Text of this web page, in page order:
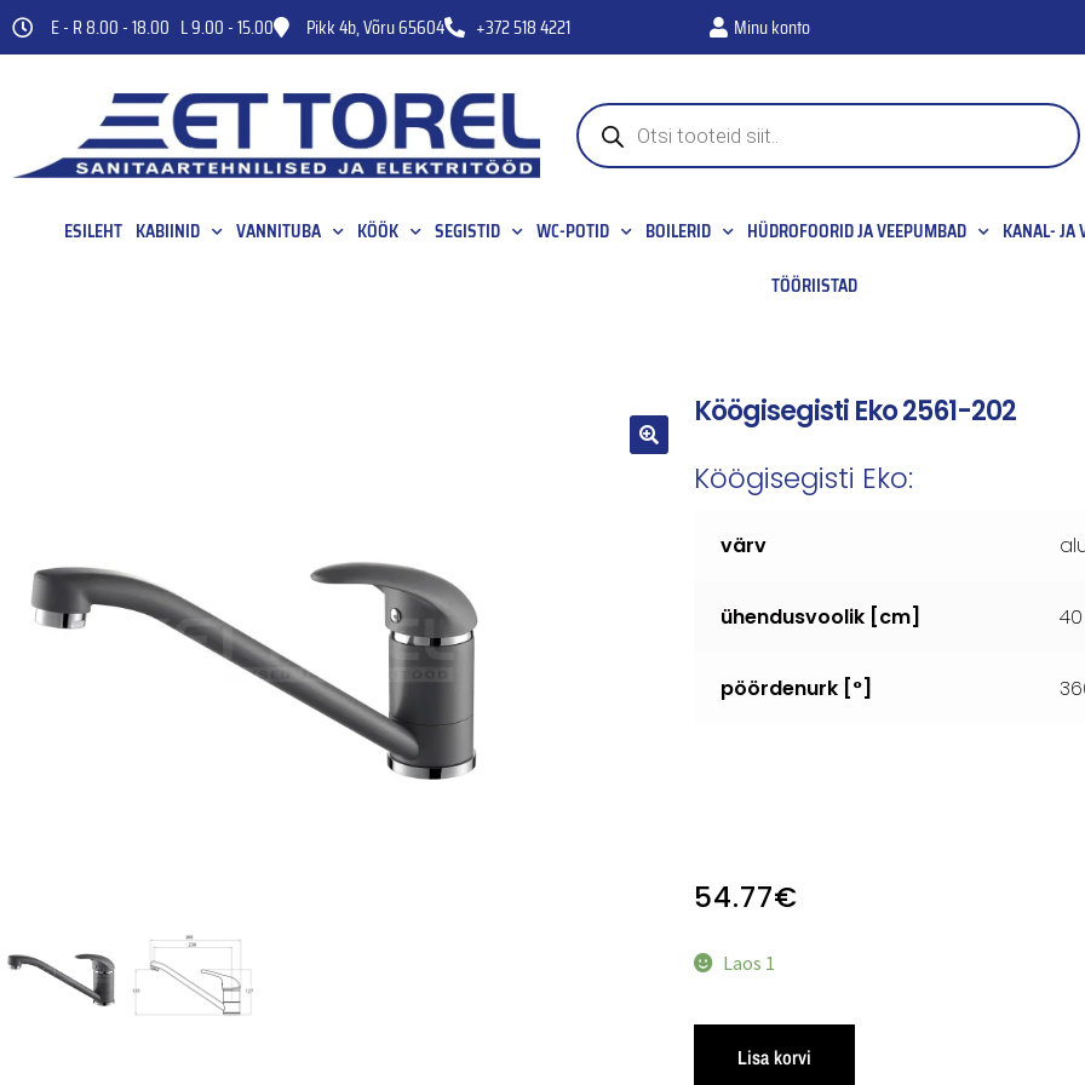
E - R 8.00 - 18.00 L 9.00 - 15.00 Pikk 4b, Võru 65604 +372 518 4221 Minu konto
ESILEHT KABIINID VANNITUBA KÖÖK SEGISTID WC-POTID BOILERID HÜDROFOORID JA VEEPUMBAD KANAL- JA
TÖÖRIISTAD
Köögisegisti Eko 2561-202
Köögisegisti Eko:
värv
ühendusvoolik [cm] 40
pöördenurk [°]
54.77€
Laos 1
Lisa korvi